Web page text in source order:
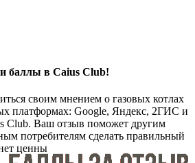
баллы в Caius Club!
своим мнением о газовых котлах
платформах: Google, Яндекс, 2ГИС и
Club. Ваш отзыв поможет другим
потребителям сделать правильный
ценны